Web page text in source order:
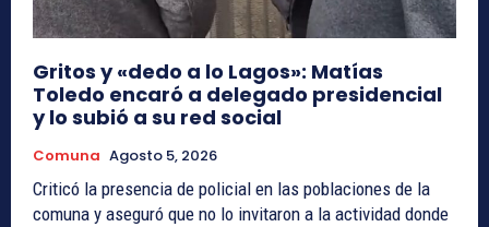
Gritos y «dedo a lo Lagos»: Matías
Toledo encaró a delegado presidencial
y lo subió a su red social
Comuna Agosto 5, 2026
Criticó la presencia de policial en las poblaciones de la
comuna y aseguró que no lo invitaron a la actividad donde